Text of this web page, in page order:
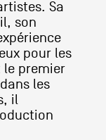
Sa
son
pour les
le premier
les
il